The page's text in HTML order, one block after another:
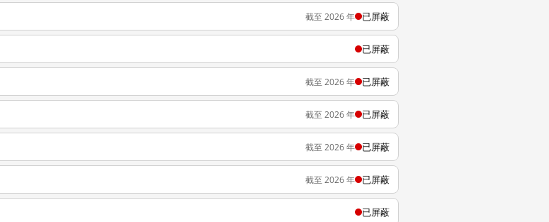
截至 2026 年 已屏蔽
已屏蔽
截至 2026 年 已屏蔽
截至 2026 年 已屏蔽
截至 2026 年 已屏蔽
截至 2026 年 已屏蔽
已屏蔽